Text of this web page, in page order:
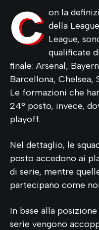
C on la
della
League,
qualificate
finale: Arsenal,
Barcellona, Chelsea,
Le formazioni che
24° posto, invece,
playoff.
Nel dettaglio, le
posto accedono ai
di serie, mentre
partecipano come
In base alla
serie vengono